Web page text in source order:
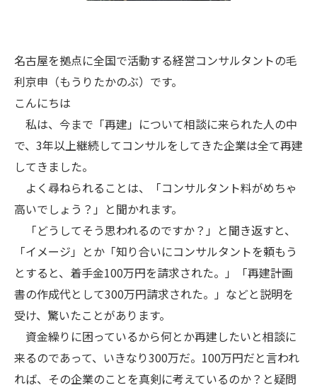
名古屋を拠点に全国で活動する経営コンサルタントの毛
利京申（もうりたかのぶ）です。
こんにちは
私は、今まで「再建」について相談に来られた人の中
で、3年以上継続してコンサルをしてきた企業は全て再建
してきました。
よく尋ねられることは、「コンサルタント料がめちゃ
高いでしょう？」と聞かれます。
「どうしてそう思われるのですか？」と聞き返すと、
「イメージ」とか「知り合いにコンサルタントを頼もう
とすると、着手金100万円を請求された。」「再建計画
書の作成代として300万円請求された。」などと説明を
受け、驚いたことがあります。
資金繰りに困っているから何とか再建したいと相談に
来るのであって、いきなり300万だ。100万円だと言われ
れば、その企業のことを真剣に考えているのか？と疑問